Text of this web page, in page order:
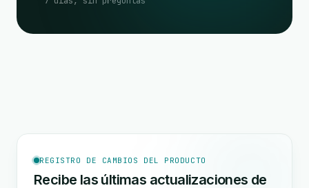
REGISTRO DE CAMBIOS DEL PRODUCTO
Recibe las últimas actualizaciones de